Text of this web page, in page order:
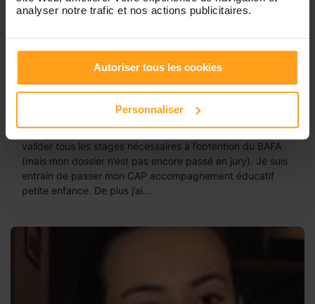
analyser notre trafic et nos actions publicitaires.
Autoriser tous les cookies
Personnaliser
Romane
Garde d’enfants de touts âges
Je m’appelle Romane, j’ai 20 ans et j’habite à Orléans. J’ai
valider tous les stages nécessaires à l’obtention du BAFA
(mais mon dossier n’est pas encore passé en jury). Je suis
entrain de passer mon CAP accompagnement éducatif
petite enfance. De plus j’ai...